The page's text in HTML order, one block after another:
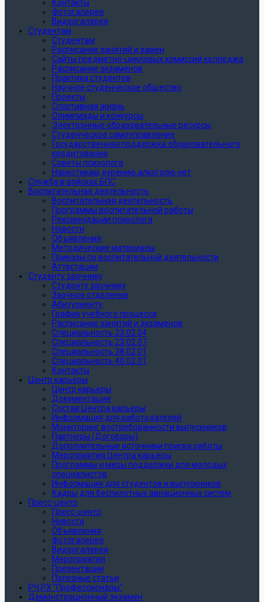
Контакты
Фотогалерея
Видеогалерея
Студентам
Студентам
Расписание занятий и замен
Сайты предметно-цикловых комиссий колледжа
Расписание экзаменов
Практика студентов
Научное студенческое общество
Проекты
Спортивная жизнь
Олимпиады и конкурсы
Электронные образовательные ресурсы
Студенческое самоуправление
Государственная поддержка образовательного
кредитования
Советы психолога
Наркотикам, курению,алкоголю нет
Служба в войсках БПС
Воспитательная деятельность
Воспитательная деятельность
Программы воспитательной работы
Рекомендации психолога
Новости
Объявления
Методические материалы
Приказы по воспитательной деятельности
Аттестации
Студенту заочнику
Студенту заочнику
Заочное отделение
Абитуриенту
График учебного процесса
Расписание занятий и экзаменов
Специальность 23.02.04
Специальность 23.02.07
Специальность 38.02.01
Специальность 40.02.01
Контакты
Центр карьеры
Центр карьеры
Документация
Состав Центра карьеры
Информация для работодателей
Мониторинг востребованности выпускников
Партнеры (Договоры)
Дополнительные источники поиска работы
Мероприятия Центра карьеры
Программы и меры поддержки для молодых
специалистов
Информация для студентов и выпускников
Кадры для беспилотных авиационных систем
Пресс-центр
Пресс-центр
Новости
Объявления
Фотогалерея
Видеогалерея
Мероприятия
Презентации
Полезные статьи
РЧ РХ "Профессионалы"
Демонстрационный экзамен